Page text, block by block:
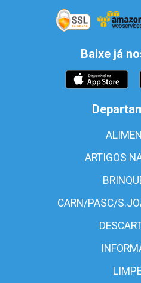
Baixe já
ARTIGOS
CARN/PASC/